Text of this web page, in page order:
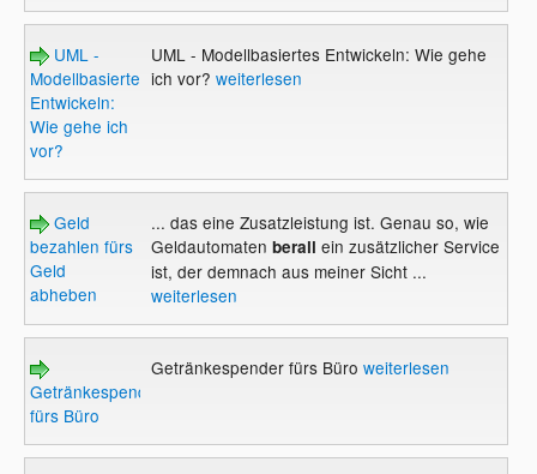
UML -
Modellbasiertes
Entwickeln:
Wie gehe ich
vor?
UML - Modellbasiertes Entwickeln: Wie gehe
ich vor? weiterlesen
Geld
bezahlen fürs
Geld
abheben
... das eine Zusatzleistung ist. Genau so, wie
Geldautomaten berall ein zusätzlicher Service
ist, der demnach aus meiner Sicht ...
weiterlesen
Getränkespender
fürs Büro
Getränkespender fürs Büro weiterlesen